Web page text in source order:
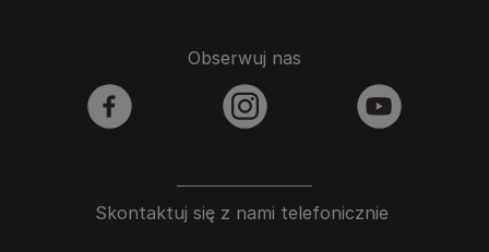
Skontaktuj się z nami telefonicznie
Obserwuj nas
facebook instagram youtube